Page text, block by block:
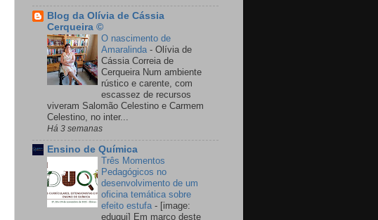
Blog da Olívia de Cássia
Cerqueira ©
O nascimento de
Amaralinda - Olívia de
Cássia Correia de
Cerqueira Num ambiente
rústico e carente, com
escassez de recursos
viveram Salomão Celestino e Carmem
Celestino, no inter...
Há 3 semanas
Ensino de Química
Três Momentos
Pedagógicos no
desenvolvimento de um
oficina temática sobre
efeito estufa - [image:
eduqui] Em março deste